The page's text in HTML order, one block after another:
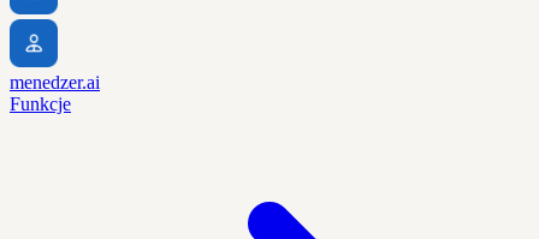
menedzer.ai
Funkcje